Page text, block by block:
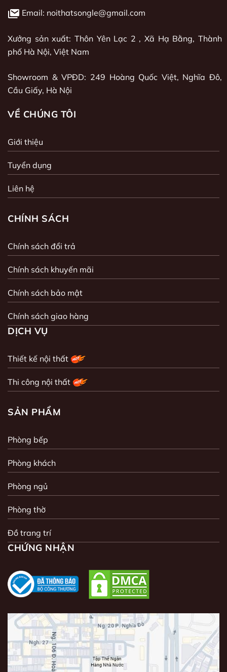
Email: noithatsongle@gmail.com
Xưởng sản xuất: Thôn Yên Lạc 2 , Xã Hạ Bằng, Thành
phố Hà Nội, Việt Nam
Showroom & VPĐD: 249 Hoàng Quốc Việt, Nghĩa Đô,
Cầu Giấy, Hà Nội
VỀ CHÚNG TÔI
Giới thiệu
Tuyển dụng
Liên hệ
CHÍNH SÁCH
Chính sách đổi trả
Chính sách khuyến mãi
Chính sách bảo mật
Chính sách giao hàng
DỊCH VỤ
Thiết kế nội thất
Thi công nội thất
SẢN PHẨM
Phòng bếp
Phòng khách
Phòng ngủ
Phòng thờ
Đồ trang trí
CHỨNG NHẬN